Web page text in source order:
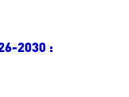
2030 :